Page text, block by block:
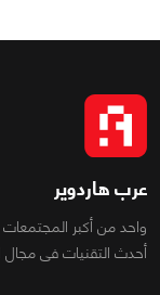
عرب هاردوير
واحد من أكبر
أحدث التقنيات فى مجال